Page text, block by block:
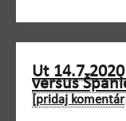
Ut
versus
pridaj komentár